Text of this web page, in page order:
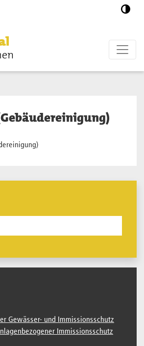
Gewässer- und Immissionsschutz
Immissionsschutz